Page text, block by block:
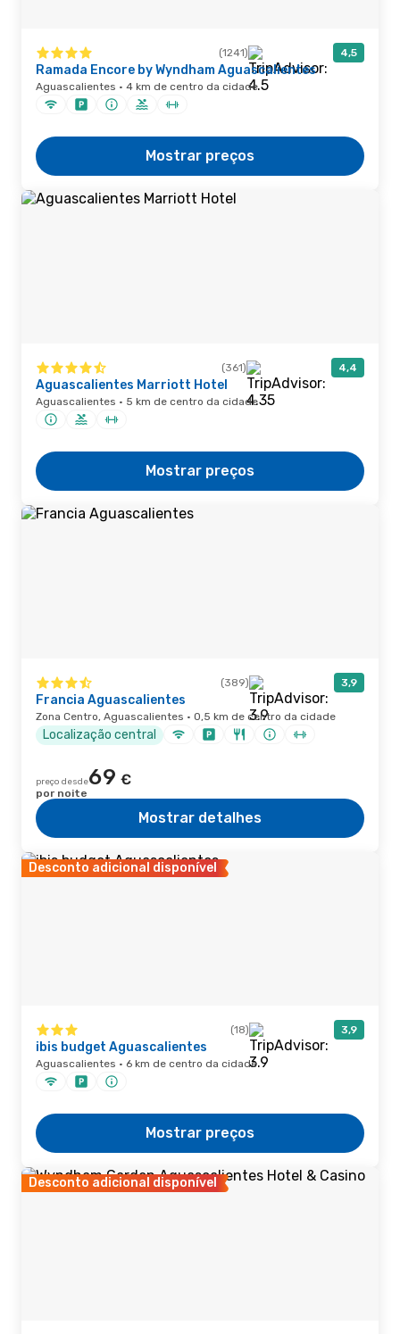
(1241) 4,5
Ramada Encore by Wyndham Aguascalientes
Aguascalientes · 4 km de centro da cidade
Mostrar preços
(361) 4,4
Aguascalientes Marriott Hotel
Aguascalientes · 5 km de centro da cidade
Mostrar preços
(389) 3,9
Francia Aguascalientes
Zona Centro, Aguascalientes · 0,5 km de centro da cidade
Localização central
preço desde69 €
por noite
Mostrar detalhes
Desconto adicional disponível
(18) 3,9
ibis budget Aguascalientes
Aguascalientes · 6 km de centro da cidade
Mostrar preços
Desconto adicional disponível